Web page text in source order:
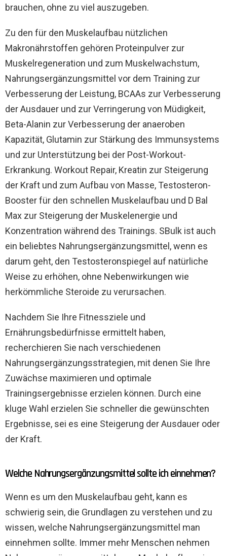
brauchen, ohne zu viel auszugeben.
Zu den für den Muskelaufbau nützlichen
Makronährstoffen gehören Proteinpulver zur
Muskelregeneration und zum Muskelwachstum,
Nahrungsergänzungsmittel vor dem Training zur
Verbesserung der Leistung, BCAAs zur Verbesserung
der Ausdauer und zur Verringerung von Müdigkeit,
Beta-Alanin zur Verbesserung der anaeroben
Kapazität, Glutamin zur Stärkung des Immunsystems
und zur Unterstützung bei der Post-Workout-
Erkrankung. Workout Repair, Kreatin zur Steigerung
der Kraft und zum Aufbau von Masse, Testosteron-
Booster für den schnellen Muskelaufbau und D Bal
Max zur Steigerung der Muskelenergie und
Konzentration während des Trainings. SBulk ist auch
ein beliebtes Nahrungsergänzungsmittel, wenn es
darum geht, den Testosteronspiegel auf natürliche
Weise zu erhöhen, ohne Nebenwirkungen wie
herkömmliche Steroide zu verursachen.
Nachdem Sie Ihre Fitnessziele und
Ernährungsbedürfnisse ermittelt haben,
recherchieren Sie nach verschiedenen
Nahrungsergänzungsstrategien, mit denen Sie Ihre
Zuwächse maximieren und optimale
Trainingsergebnisse erzielen können. Durch eine
kluge Wahl erzielen Sie schneller die gewünschten
Ergebnisse, sei es eine Steigerung der Ausdauer oder
der Kraft.
Welche Nahrungsergänzungsmittel sollte ich einnehmen?
Wenn es um den Muskelaufbau geht, kann es
schwierig sein, die Grundlagen zu verstehen und zu
wissen, welche Nahrungsergänzungsmittel man
einnehmen sollte. Immer mehr Menschen nehmen